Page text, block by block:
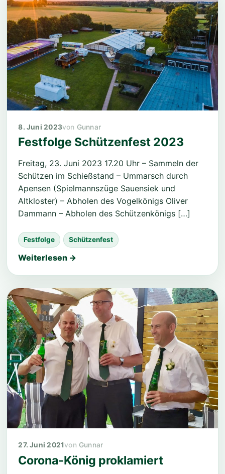
8. Juni 2023 Gunnar
Festfolge Schützenfest 2023
Freitag, 23. Juni 2023 17.20 Uhr – Sammeln der
Schützen im Schießstand – Ummarsch durch
Apensen (Spielmannszüge Sauensiek und
Altkloster) – Abholen des Vogelkönigs Oliver
Dammann – Abholen des Schützenkönigs […]
Festfolge Schützenfest
Weiterlesen →
27. Juni 2021 Gunnar
Corona-König proklamiert